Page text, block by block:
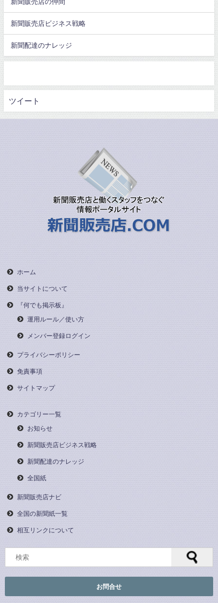
新聞販売店ビジネス戦略
新聞配達のナレッジ
ツイート
ホーム
当サイトについて
『何でも掲示板』
運用ルール／使い方
メンバー登録ログイン
プライバシーポリシー
免責事項
サイトマップ
カテゴリー一覧
お知らせ
新聞販売店ビジネス戦略
新聞配達のナレッジ
全国紙
新聞販売店ナビ
全国の新聞紙一覧
相互リンクについて
お問合せ